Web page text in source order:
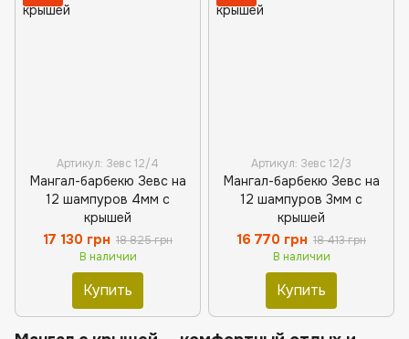
Артикул: Зевс 12/4
Мангал-барбекю Зевс на
12 шампуров 4мм с
крышей
17 130 грн 18 825 грн
В наличии
Купить
Артикул: Зевс 12/3
Мангал-барбекю Зевс на
12 шампуров 3мм с
крышей
16 770 грн 18 413 грн
В наличии
Купить